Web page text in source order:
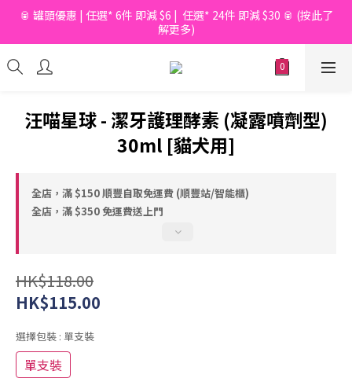
📦滿$150起免香港運費*  |  📦 滿$600起免澳門運費*
🥫 罐頭優惠 | 任選* 6件 即減 $6 |  任選* 24件 即減 $30 🥫 (按此了
解更多)
📦滿$150起免香港運費*  |  📦 滿$600起免澳門運費*
汪喵星球 - 潔牙護理酵素 (凝露噴劑型)
30ml [貓犬用]
全店，滿 $150 順豐自取免運費 (順豐站/智能櫃)
全店，滿 $350 免運費送上門
HK$118.00
HK$115.00
選擇包裝 : 單支裝
單支裝